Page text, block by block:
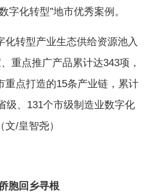
字化转型”地市优秀案例。
化转型产业生态供给资源池入
重点推广产品累计达343项，
重点打造的15条产业链，累计
级、131个市级制造业数字化
/皇智尧）
胞回乡寻根